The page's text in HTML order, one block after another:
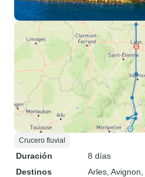
Crucero fluvial
Duración
8 días
Destinos
Arles , Avignon